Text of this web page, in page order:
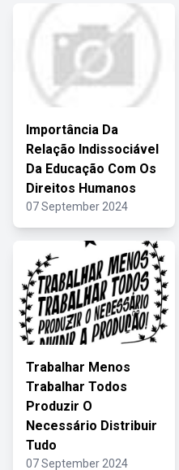
Importância Da
Relação Indissociável
Da Educação Com Os
Direitos Humanos
07 September 2024
Trabalhar Menos
Trabalhar Todos
Produzir O
Necessário Distribuir
Tudo
07 September 2024